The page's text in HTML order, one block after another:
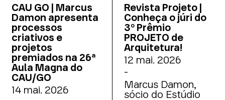
CAU GO | Marcus
Damon apresenta
processos
criativos e
projetos
premiados na 26ª
Aula Magna do
CAU/GO
14 mai. 2026
Revista Projeto |
Conheça o júri do
3º Prêmio
PROJETO de
Arquitetura!
12 mai. 2026
-
Marcus Damon,
sócio do Estúdio